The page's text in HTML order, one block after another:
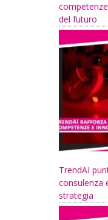
del futuro
TrendAI
consulenza
strategia